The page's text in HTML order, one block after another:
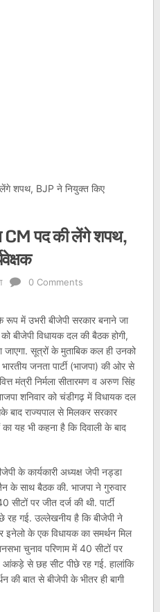
शपथ, BJP ने नियुक्‍त किए
पद की लेंगे शपथ,
0 Comments
में उभरी बीजेपी सरकार बनाने जा
बीजेपी विधायक दल की बैठक होगी,
सूत्रों के मुताबिक कल ही उनको
जनता पार्टी (भाजपा) की ओर से
मंत्री निर्मला सीतारमण व अरुण सिंह
शनिवार को चंडीगढ़ में विधायक दल
राज्यपाल से मिलकर सरकार
यह भी कहना है कि दिवाली के बाद
के कार्यकारी अध्यक्ष जेपी नड्डा
के साथ बैठक की. भाजपा ने गुरुवार
सीटों पर जीत दर्ज की थी. पार्टी
गई. उल्‍लेखनीय है कि बीजेपी ने
इनेलो के एक विधायक का समर्थन मिल
चुनाव परिणाम में 40 सीटों पर
आंकड़े से छह सीट पीछे रह गई. हालांकि
की बात से बीजेपी के भीतर ही बागी